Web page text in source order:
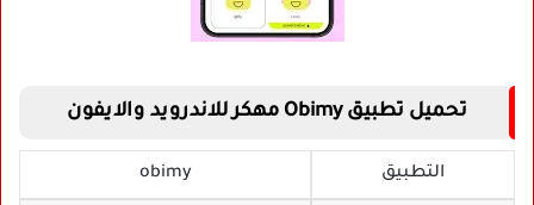
تحميل تطبيق Obimy مهكر للاندرويد والايفون
التطبيق obimy